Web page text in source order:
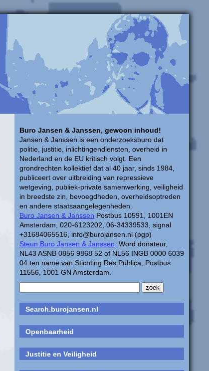
Buro Jansen & Janssen, gewoon inhoud!
Jansen & Janssen is een onderzoeksburo dat
politie, justitie, inlichtingendiensten, overheid in
Nederland en de EU kritisch volgt. Een
grondrechten kollektief dat al 40 jaar, sinds 1984,
publiceert over uitbreiding van repressieve
wetgeving, publiek-private samenwerking, veiligheid
in breedste zin, bevoegdheden, overheidsoptreden
en andere staatsaangelegenheden.
Buro Jansen & Janssen Postbus 10591, 1001EN
Amsterdam, 020-6123202, 06-34339533, signal
+31684065516, info@burojansen.nl (pgp)
Steun Buro Jansen & Janssen. Word donateur,
NL43 ASNB 0856 9868 52 of NL56 INGB 0000 6039
04 ten name van Stichting Res Publica, Postbus
11556, 1001 GN Amsterdam.
Search.burojansen.nl
Openbaarheid
Justitie en Veiligheid